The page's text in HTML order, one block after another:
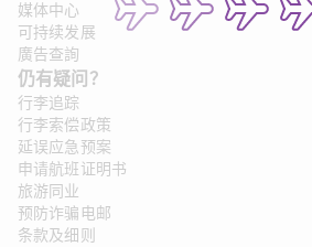
媒体中心
可持续发展
廣告查詢
仍有疑问？
行李追踪
行李索偿政策
延误应急预案
申请航班证明书
旅游同业
预防诈骗电邮
条款及细则